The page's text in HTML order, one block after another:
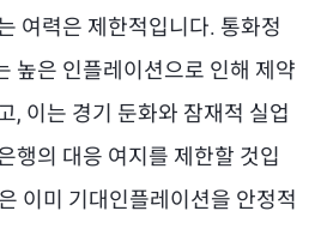
여력은 제한적입니다. 통화정
높은 인플레이션으로 인해 제약
, 이는 경기 둔화와 잠재적 실업
행의 대응 여지를 제한할 것입
이미 기대인플레이션을 안정적